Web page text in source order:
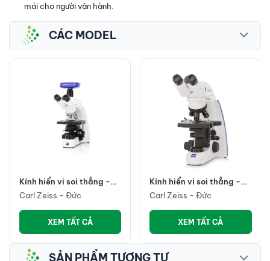
mái cho người vận hành.
CÁC MODEL
Kính hiển vi soi thẳng -
Primostar 1
Carl Zeiss - Đức
XEM TẤT CẢ
Dòng sản phẩm Kính hiển
vi FE-SEM
Carl Zeiss - Đức
XEM TẤT CẢ
SẢN PHẨM TƯƠNG TỰ